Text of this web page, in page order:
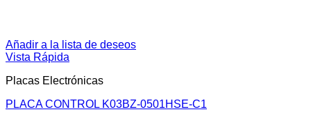
Añadir a la lista de deseos
Vista Rápida
Placas Electrónicas
PLACA CONTROL K03BZ-0501HSE-C1